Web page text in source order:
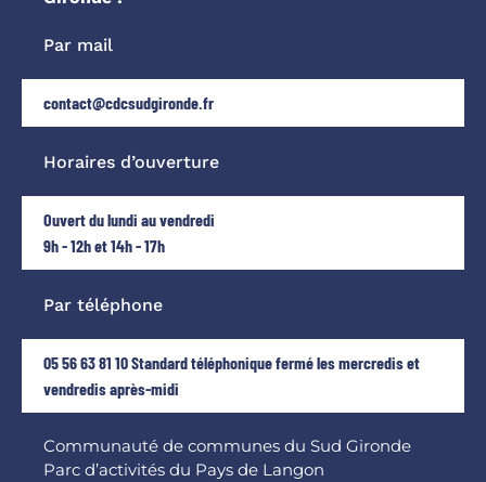
Par mail
contact@cdcsudgironde.fr
Horaires d’ouverture
Ouvert du lundi au vendredi
9h - 12h et 14h - 17h
Par téléphone
05 56 63 81 10 Standard téléphonique fermé les mercredis et
vendredis après-midi
Communauté de communes du Sud Gironde
Parc d’activités du Pays de Langon